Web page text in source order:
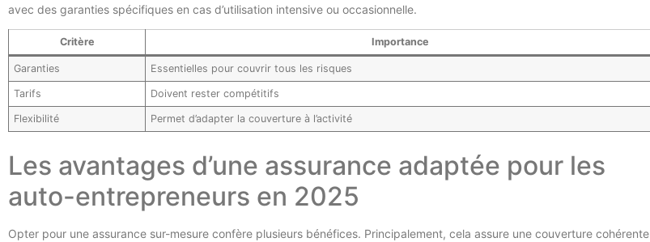
avec des garanties spécifiques en cas d’utilisation intensive ou occasionnelle.
Critère Importance
Garanties Essentielles pour couvrir tous les risques
Tarifs Doivent rester compétitifs
Flexibilité Permet d’adapter la couverture à l’activité
Les avantages d’une assurance adaptée pour les
auto-entrepreneurs en 2025
Opter pour une assurance sur-mesure confère plusieurs bénéfices. Principalement, cela assure une couverture cohérente